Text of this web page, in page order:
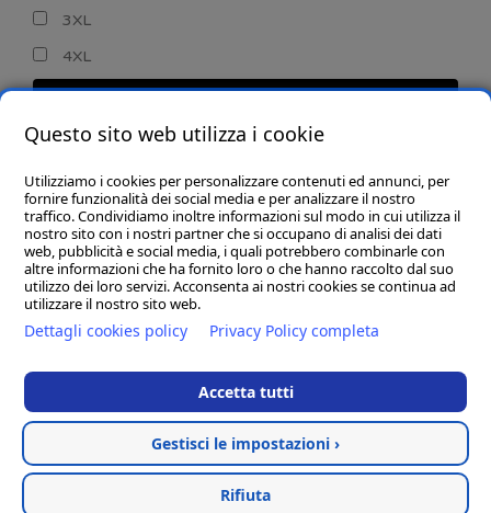
3XL
4XL
CHI SIAMO
GOBA.IT
SHOP
Hosted & created by
Questo sito web utilizza i cookie
Utilizziamo i cookies per personalizzare contenuti ed annunci, per
fornire funzionalità dei social media e per analizzare il nostro
traffico. Condividiamo inoltre informazioni sul modo in cui utilizza il
nostro sito con i nostri partner che si occupano di analisi dei dati
web, pubblicità e social media, i quali potrebbero combinarle con
altre informazioni che ha fornito loro o che hanno raccolto dal suo
utilizzo dei loro servizi. Acconsenta ai nostri cookies se continua ad
utilizzare il nostro sito web.
Dettagli cookies policy Privacy Policy completa
Accetta tutti
Gestisci le impostazioni ›
Rifiuta